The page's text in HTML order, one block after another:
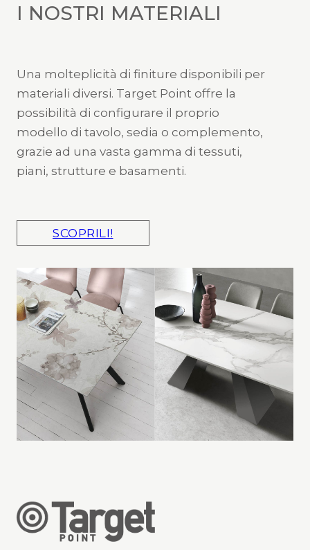
I NOSTRI MATERIALI
Una molteplicità di finiture disponibili per
materiali diversi. Target Point offre la
possibilità di configurare il proprio
modello di tavolo, sedia o complemento,
grazie ad una vasta gamma di tessuti,
piani, strutture e basamenti.
SCOPRILI!